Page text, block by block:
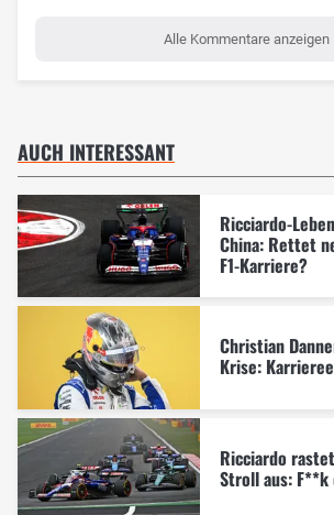
Alle Kommentare anzeigen
AUCH INTERESSANT
Ricciardo-
China: Rettet
F1-Karriere?
Christian
Krise:
Ricciardo
Stroll aus: F**k